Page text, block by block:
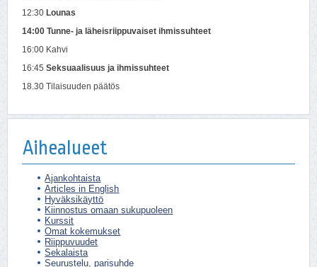
12:30Lounas
14:00Tunne- ja läheisriippuvaiset ihmissuhteet
16:00 Kahvi
16:45Seksuaalisuus ja ihmissuhteet
18.30 Tilaisuuden päätös
Aihealueet
Ajankohtaista
Articles in English
Hyväksikäyttö
Kiinnostus omaan sukupuoleen
Kurssit
Omat kokemukset
Riippuvuudet
Sekalaista
Seurustelu, parisuhde